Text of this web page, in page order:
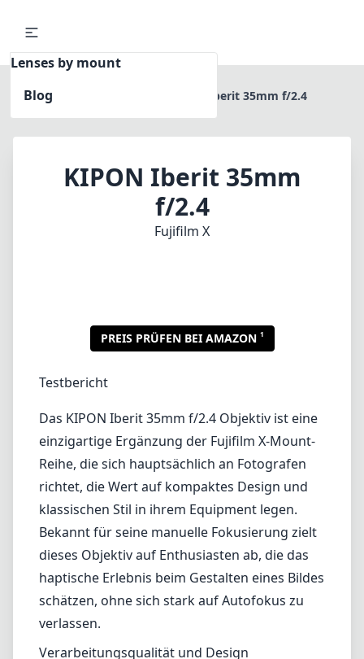
Lenses by mount
Blog
Home KIPON Iberit 35mm f/2.4
KIPON Iberit 35mm
f/2.4
Fujifilm X
PREIS PRÜFEN BEI AMAZON
Testbericht
Das KIPON Iberit 35mm f/2.4 Objektiv ist eine
einzigartige Ergänzung der Fujifilm X-Mount-